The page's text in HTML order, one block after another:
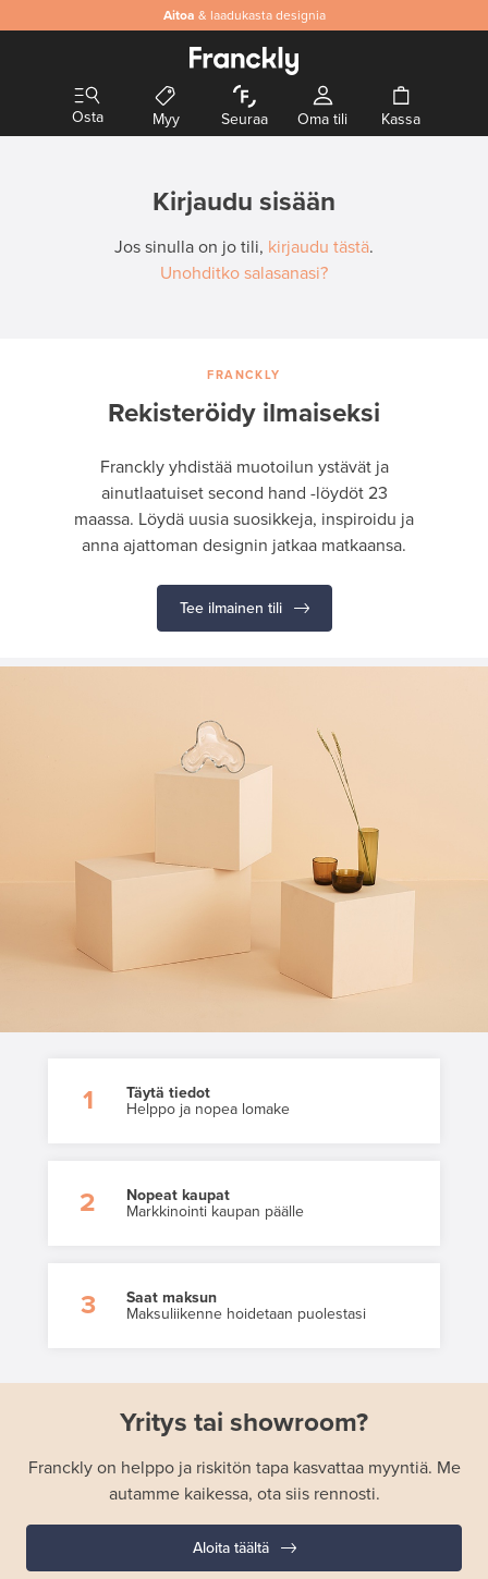
Aitoa & laadukasta designia
Osta Myy Seuraa Oma tili Kassa
Kirjaudu sisään
Jos sinulla on jo tili, kirjaudu tästä.
Unohditko salasanasi?
FRANCKLY
Rekisteröidy ilmaiseksi
Franckly yhdistää muotoilun ystävät ja
ainutlaatuiset second hand -löydöt 23
maassa. Löydä uusia suosikkeja, inspiroidu ja
anna ajattoman designin jatkaa matkaansa.
Tee ilmainen tili
1
Täytä tiedot
Helppo ja nopea lomake
2
Nopeat kaupat
Markkinointi kaupan päälle
3
Saat maksun
Maksuliikenne hoidetaan puolestasi
Yritys tai showroom?
Franckly on helppo ja riskitön tapa kasvattaa myyntiä. Me
autamme kaikessa, ota siis rennosti.
Aloita täältä